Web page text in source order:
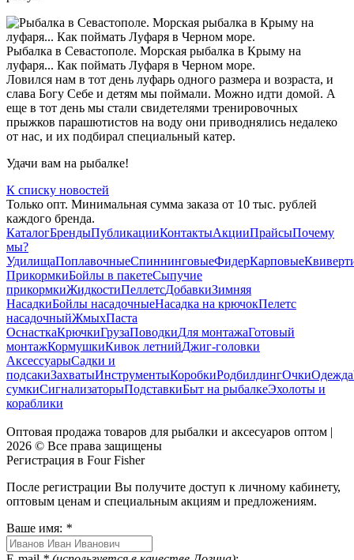
Рыбалка в Севастополе. Морская рыбалка в Крыму на
луфаря... Как поймать Луфаря в Черном море.
Ловился нам в тот день луфарь одного размера и возраста, и
слава Богу Себе и детям мы поймали. Можно идти домой. А
еще в тот день мы стали свидетелями тренировочных
прыжков парашютистов на воду они приводнялись недалеко
от нас, и их подбирал специальный катер.
Удачи вам на рыбалке!
К списку новостей
Только опт. Минимальная сумма заказа от 10 тыс. рублей
каждого бренда.
КаталогБрендыПубликацииКонтактыАкцииПрайсыПочему
мы?
УдилищаПоплавочныеСпиннинговыеФидерКарповые
ПрикормкиБойлы в пакетеСыпучие
прикормкиЖидкостиПеллетсДобавкиЗимняя
НасадкиБойлы насадочныеНасадка на крючокПелетс
насадочныйЖмыхПаста
ОснасткаКрючкиГрузаПоводкиДля монтажаГотовый
монтажКормушкиКивок летнийДжиг-головки
АксессуарыСадки и
подсакиЗахватыИнструментыКоробкиРодбилдингОчкиОдежда
сумкиСигнализаторыПодставкиБыт на рыбалкеЭхолоты и
кораблики
Оптовая продажа товаров для рыбалки и аксесуаров оптом |
2026 © Все права защищены
Регистрация в Four Fisher
После регистрации Вы получите доступ к личному кабинету,
оптовым ценам и специальным акциям и предложениям.
Ваше имя: *